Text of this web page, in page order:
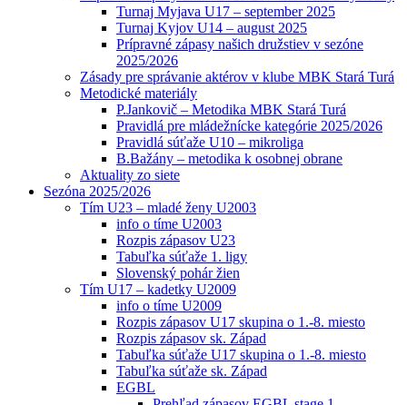
Turnaj Myjava U17 – september 2025
Turnaj Kyjov U14 – august 2025
Prípravné zápasy našich družstiev v sezóne
2025/2026
Zásady pre správanie aktérov v klube MBK Stará Turá
Metodické materiály
P.Jankovič – Metodika MBK Stará Turá
Pravidlá pre mládežnícke kategórie 2025/2026
Pravidlá súťaže U10 – mikroliga
B.Bažány – metodika k osobnej obrane
Aktuality zo siete
Sezóna 2025/2026
Tím U23 – mladé ženy U2003
info o tíme U2003
Rozpis zápasov U23
Tabuľka súťaže 1. ligy
Slovenský pohár žien
Tím U17 – kadetky U2009
info o tíme U2009
Rozpis zápasov U17 skupina o 1.-8. miesto
Rozpis zápasov sk. Západ
Tabuľka súťaže U17 skupina o 1.-8. miesto
Tabuľka súťaže sk. Západ
EGBL